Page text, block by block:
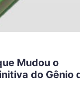
Mudou o
do Gênio